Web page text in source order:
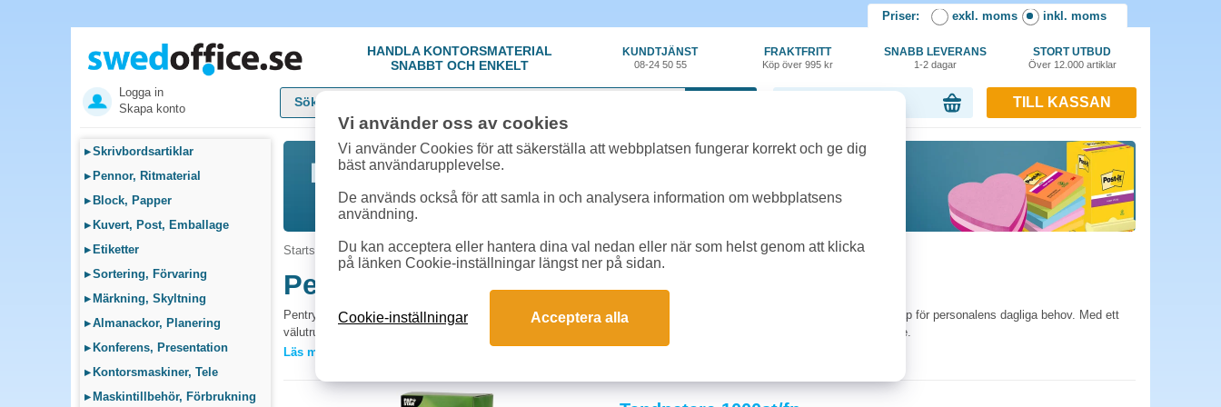
Priser: exkl. moms inkl. moms
HANDLA KONTORSMATERIAL
SNABBT OCH ENKELT
KUNDTJÄNST
08-24 50 55
FRAKTFRITT
Köp över 995 kr
SNABB LEVERANS
1-2 dagar
STORT UTBUD
Över 12.000 artiklar
Logga in
Skapa konto
TILL KASSAN
▸Skrivbordsartiklar
▸ Pennor, Ritmaterial
▸ Block, Papper
▸ Kuvert, Post, Emballage
▸ Etiketter
▸Sortering, Förvaring
▸ Märkning, Skyltning
▸Almanackor, Planering
▸ Konferens, Presentation
▸ Kontorsmaskiner, Tele
▸ Maskintillbehör, Förbrukning
Startsida »Fika, Pentry»Pentry
Pentry
Pentrymaterial för kontorets kök och kafferum inkluderar allt från koppar och glas till serveringsartiklar och köksredskap för personalens dagliga behov. Med ett
välutrustat pentry skapas trivsel och välmående på arbetsplatsen. Beställ pentrymaterial för ert kontor från SwedOffice.
Vad bör finnas i ett välutrustat kontorspentry?
Läs mer »
Vi använder oss av cookies
Vi använder Cookies för att säkerställa att webbplatsen fungerar korrekt och ge dig
bäst användarupplevelse.
De används också för att samla in och analysera information om webbplatsens
användning.
Du kan acceptera eller hantera dina val nedan eller när som helst genom att klicka
på länken Cookie-inställningar längst ner på sidan.
Cookie-inställningar Acceptera alla